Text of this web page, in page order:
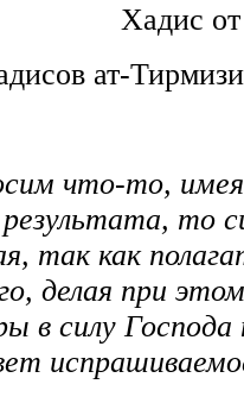
Хадис
ат-
что-то,
результата, то
так как
делая при
в силу